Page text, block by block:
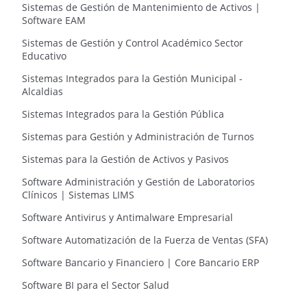
Sistemas de Gestión de Mantenimiento de Activos |
Software EAM
Sistemas de Gestión y Control Académico Sector
Educativo
Sistemas Integrados para la Gestión Municipal -
Alcaldias
Sistemas Integrados para la Gestión Pública
Sistemas para Gestión y Administración de Turnos
Sistemas para la Gestión de Activos y Pasivos
Software Administración y Gestión de Laboratorios
Clínicos | Sistemas LIMS
Software Antivirus y Antimalware Empresarial
Software Automatización de la Fuerza de Ventas (SFA)
Software Bancario y Financiero | Core Bancario ERP
Software BI para el Sector Salud